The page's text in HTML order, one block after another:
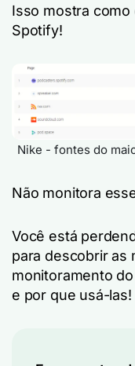
Isso mostra
Spotify!
Nike - fontes do
Não monitora
Você está
para descobrir as
monitoramento
e por que usá-las!